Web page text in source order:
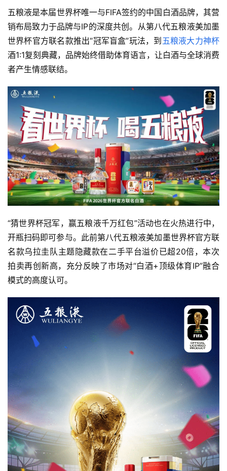
五粮液是本届世界杯唯一与FIFA签约的中国白酒品牌，其营
销布局致力于品牌与IP的深度共创。从第八代五粮液美加墨
世界杯官方联名款推出“冠军盲盒”玩法，到 五粮液大力神杯
酒1:1复刻典藏，品牌始终借助体育语言，让白酒与全球消费
者产生情感联结。
“猜世界杯冠军，赢五粮液千万红包”活动也在火热进行中，
开瓶扫码即可参与。此前第八代五粮液美加墨世界杯官方联
名款乌拉圭队主题隐藏款在二手平台溢价已超20倍，本次
拍卖再创新高，充分反映了市场对“白酒+顶级体育IP”融合
模式的高度认可。